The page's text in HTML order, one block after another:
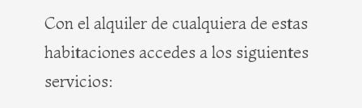
Con el alquiler de cualquiera de estas
habitaciones accedes a los siguientes
servicios: